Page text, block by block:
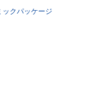
ックパッケージ